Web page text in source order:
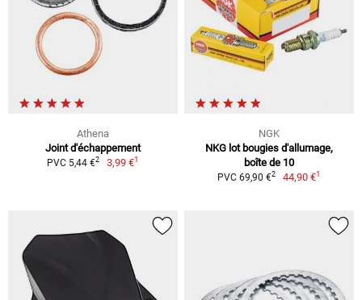
Athena
Joint d'échappement
PVC 5,44 €2 3,99 €1
NGK
NKG lot bougies d'allumage,
boîte de 10
PVC 69,90 €2 44,90 €1